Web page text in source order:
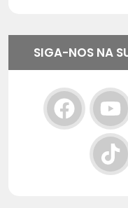
SIGA-NOS NA